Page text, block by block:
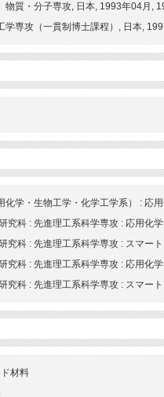
質・分子専攻, 日本, 1993年04月,
学専攻（一貫制博士課程）, 日本,
化学・生物工学・化学工学系） : 応
究科 : 先進理工系科学専攻 : 応用化
究科 : 先進理工系科学専攻 : スマー
究科 : 先進理工系科学専攻 : 応用化
究科 : 先進理工系科学専攻 : スマー
材料